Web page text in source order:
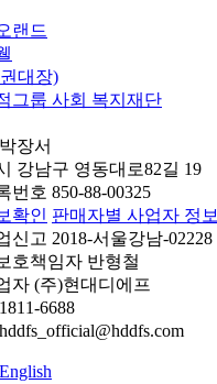
랜드
대장)
그룹 사회 복지재단
장서
강남구 영동대로82길 19
번호 850-88-00325
확인 판매자별 사업자 정보
신고 2018-서울강남-02228
호책임자 반형철
자 (주)현대디에프
6688
English